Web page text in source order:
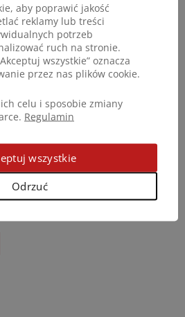
aby poprawić jakość
reklamy lub treści
potrzeb
ruch na stronie.
wszystkie” oznacza
przez nas plików cookie.
celu i sposobie zmiany
Regulamin
Odrzuć
wszystkie